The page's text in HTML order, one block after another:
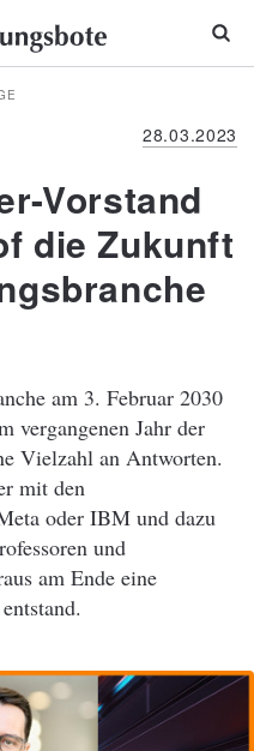
28.03.2023
Vorstand
die Zukunft
am 3. Februar 2030
vergangenen Jahr der
Vielzahl an Antworten.
mit den
oder IBM und dazu
und
am Ende eine
entstand.